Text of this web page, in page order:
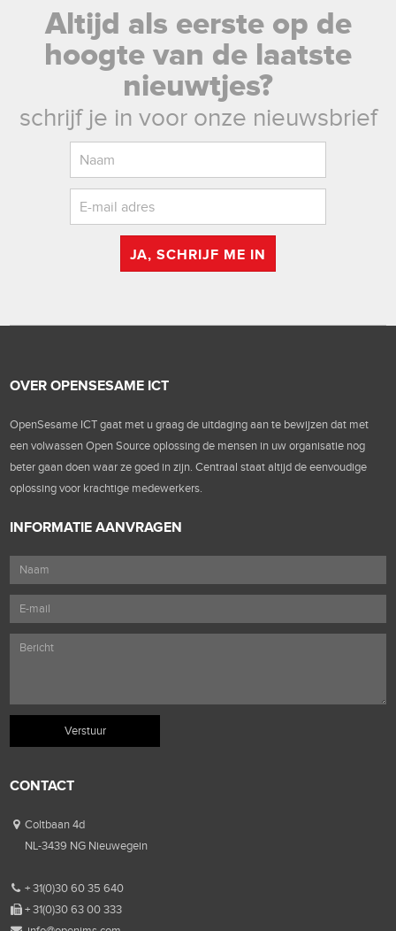
Altijd als eerste op de
hoogte van de laatste
nieuwtjes?
schrijf je in voor onze nieuwsbrief
JA, SCHRIJF ME IN
OVER OPENSESAME ICT
OpenSesame ICT gaat met u graag de uitdaging aan te bewijzen dat met
een volwassen Open Source oplossing de mensen in uw organisatie nog
beter gaan doen waar ze goed in zijn. Centraal staat altijd de eenvoudige
oplossing voor krachtige medewerkers.
INFORMATIE AANVRAGEN
CONTACT
Coltbaan 4d
NL-3439 NG Nieuwegein
+ 31(0)30 60 35 640
+ 31(0)30 63 00 333